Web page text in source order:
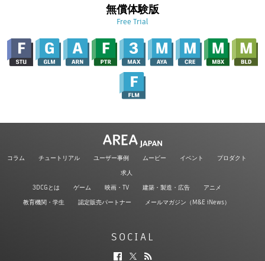
無償体験版
Free Trial
コラム チュートリアル ユーザー事例 ムービー イベント
プロダクト
求人
3DCGとは
ゲーム 映画・TV 建築・製造・広告
アニメ
教育機関・学生
認定販売パートナー メールマガジン（M&E iNews）
SOCIAL